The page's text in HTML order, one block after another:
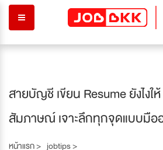
สายบัญชี เขียน Resume ยังไงใ
สัมภาษณ์ เจาะลึกทุกจุดแบบมือ
หน้าแรก > jobtips >